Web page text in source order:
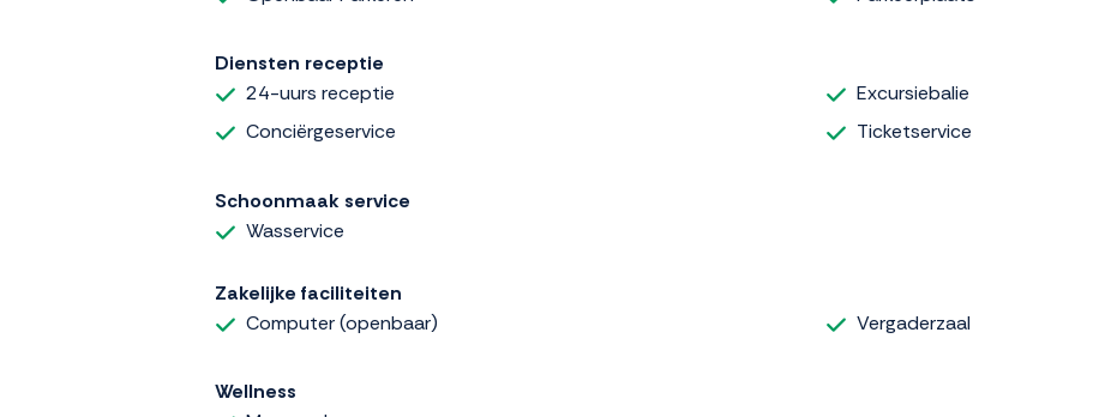
Diensten receptie
24-uurs receptie
Conciërgeservice
Excursiebalie
Ticketservice
Schoonmaak service
Wasservice
Zakelijke faciliteiten
Computer (openbaar)
Vergaderzaal
Wellness